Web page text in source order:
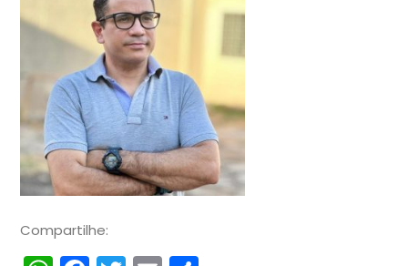
Compartilhe: